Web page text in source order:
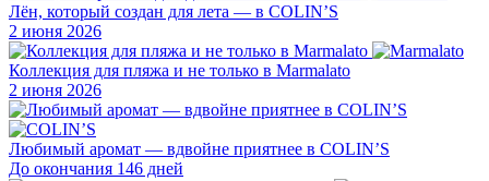
Лён, который создан для лета — в COLIN’S
2 июня 2026
Коллекция для пляжа и не только в Marmalato
2 июня 2026
Любимый аромат — вдвойне приятнее в COLIN’S
До окончания 146 дней